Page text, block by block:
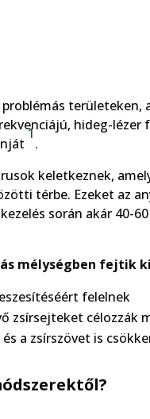
területeken,
hideg-
1
.
keletkeznek,
térbe. Ezeket az
során akár 40-
mélységben fejtik
felelnek
zsírsejteket célozzák
a zsírszövet is